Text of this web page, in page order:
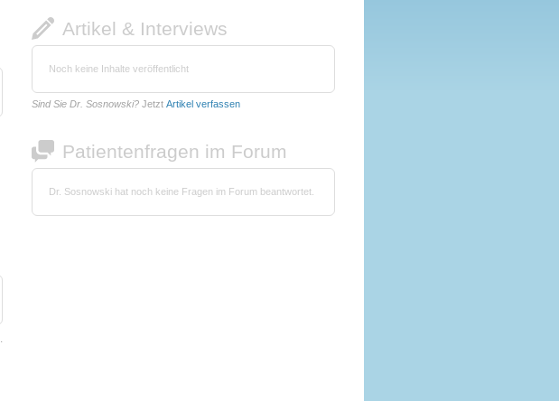
.
Artikel & Interviews
Noch keine Inhalte veröffentlicht
Sind Sie Dr. Sosnowski? Jetzt Artikel verfassen
Patientenfragen im Forum
Dr. Sosnowski hat noch keine Fragen im Forum beantwortet.